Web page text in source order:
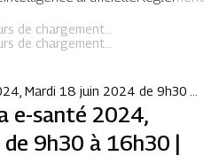
de chargement...
de chargement...
Mardi 18 juin 2024 de 9h30 …
e-santé 2024,
9h30 à 16h30 |